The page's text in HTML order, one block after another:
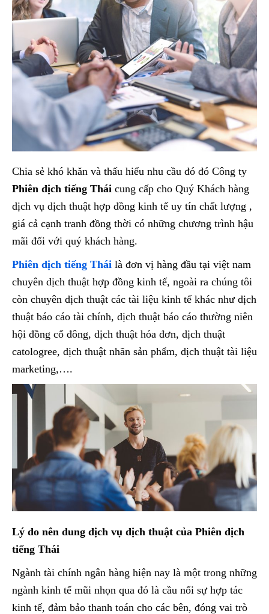
Chia sẻ khó khăn và thấu hiểu nhu cầu đó đó Công ty
Phiên dịch tiếng Thái cung cấp cho Quý Khách hàng
dịch vụ dịch thuật hợp đồng kinh tế uy tín chất lượng ,
giá cả cạnh tranh đồng thời có những chương trình hậu
mãi đối với quý khách hàng.
Phiên dịch tiếng Thái là đơn vị hàng đầu tại việt nam
chuyên dịch thuật hợp đồng kinh tế, ngoài ra chúng tôi
còn chuyên dịch thuật các tài liệu kinh tế khác như dịch
thuật báo cáo tài chính, dịch thuật báo cáo thường niên
hội đồng cổ đông, dịch thuật hóa đơn, dịch thuật
catologree, dịch thuật nhãn sản phẩm, dịch thuật tài liệu
marketing,….
Lý do nên dung dịch vụ dịch thuật của Phiên dịch
tiếng Thái
Ngành tài chính ngân hàng hiện nay là một trong những
ngành kinh tế mũi nhọn qua đó là cầu nối sự hợp tác
kinh tế, đảm bảo thanh toán cho các bên, đóng vai trò